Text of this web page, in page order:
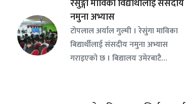
रेसुङ्गा माविका विद्यार्थीलाई संसदीय
नमुना अभ्यास
टोपलाल अर्याल गुल्मी । रेसुंगा माविका
बिद्यार्थीलाई संसदीय नमुना अभ्यास
गराइएको छ । बिद्यालय उमेरबाटै…